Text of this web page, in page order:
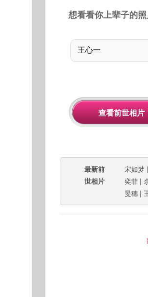
想看看你上辈子的
最新前
世相片
宋如梦
奕菲 |
旻穗 |